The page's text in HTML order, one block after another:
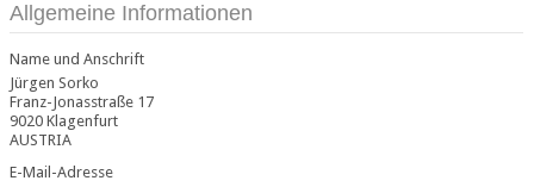
Allgemeine Informationen
Name und Anschrift
Jürgen Sorko
Franz-Jonasstraße 17
9020 Klagenfurt
AUSTRIA
E-Mail-Adresse